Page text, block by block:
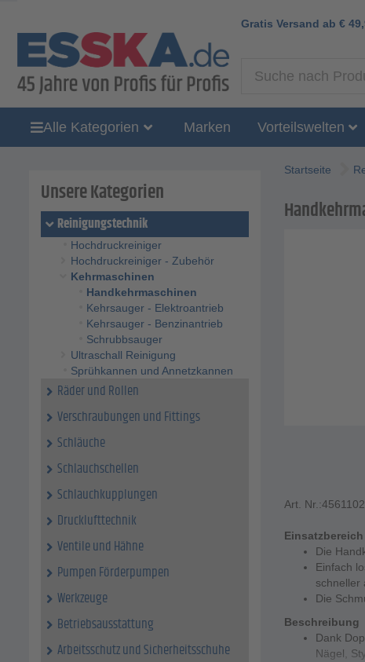
Gratis Versand ab €
Alle Kategorien Marken Vorteilswelten
Unsere Kategorien
Reinigungstechnik
Hochdruckreiniger
Hochdruckreiniger - Zubehör
Kehrmaschinen
Handkehrmaschinen
Kehrsauger - Elektroantrieb
Kehrsauger - Benzinantrieb
Schrubbsauger
Ultraschall Reinigung
Sprühkannen und Annetzkannen
Räder und Rollen
Verschraubungen und Fittings
Schläuche
Schlauchschellen
Schlauchkupplungen
Drucklufttechnik
Ventile und Hähne
Pumpen Förderpumpen
Werkzeuge
Betriebsausstattung
Arbeitsschutz und Sicherheitsschuhe
Startseite
Art. Nr.:
Einsatzbereich
Die
Einfach
schneller
Die
Beschreibung
Dank
Nägel,